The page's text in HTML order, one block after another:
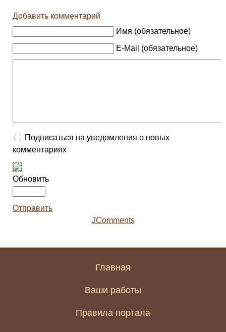
Добавить комментарий
Имя (обязательное)
E-Mail (обязательное)
Подписаться на уведомления о новых
комментариях
Обновить
Отправить
JComments
Главная
Ваши работы
Правила портала